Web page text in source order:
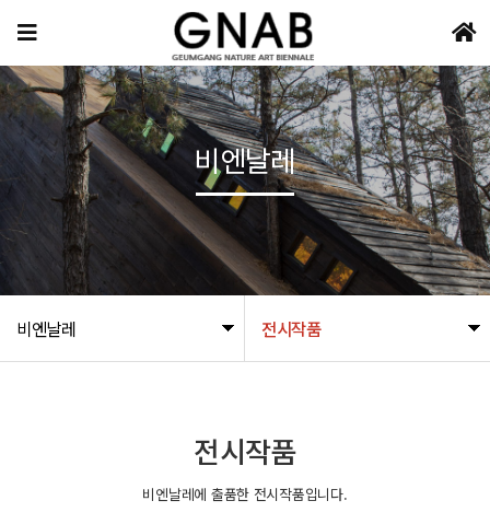
비엔날레 전시작품
비엔날레
전시작품
비엔날레에 출품한 전시작품입니다.